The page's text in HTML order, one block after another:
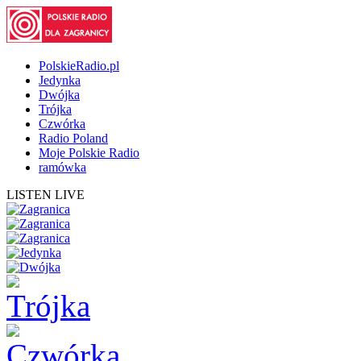
PolskieRadio.pl
Jedynka
Dwójka
Trójka
Czwórka
Radio Poland
Moje Polskie Radio
ramówka
LISTEN LIVE